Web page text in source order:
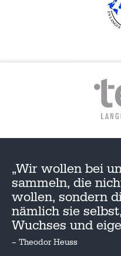
„Wir wollen bei
sammeln, die
wollen, sondern
nämlich sie
Wuchses und
– Theodor Heuss